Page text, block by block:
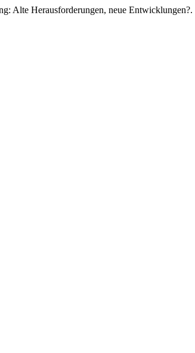
Alte Herausforderungen, neue Entwicklungen?.